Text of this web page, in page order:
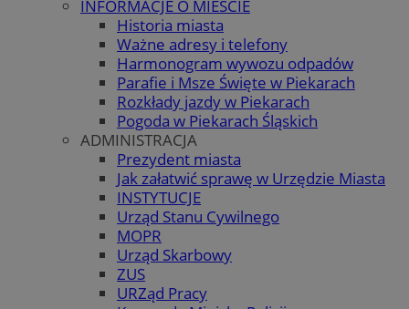
INFORMACJE O MIEŚCIE
Historia miasta
Ważne adresy i telefony
Harmonogram wywozu odpadów
Parafie i Msze Święte w Piekarach
Rozkłady jazdy w Piekarach
Pogoda w Piekarach Śląskich
ADMINISTRACJA
Prezydent miasta
Jak załatwić sprawę w Urzędzie Miasta
INSTYTUCJE
Urząd Stanu Cywilnego
MOPR
Urząd Skarbowy
ZUS
URZąd Pracy